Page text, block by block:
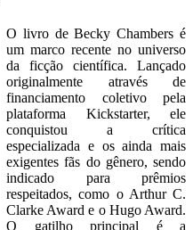
O livro de Becky Chambers é
um marco recente no universo
da ficção científica. Lançado
originalmente através de
financiamento coletivo pela
plataforma Kickstarter, ele
conquistou a crítica
especializada e os ainda mais
exigentes fãs do gênero, sendo
indicado para prêmios
respeitados, como o Arthur C.
Clarke Award e o Hugo Award.
O gatilho principal é a